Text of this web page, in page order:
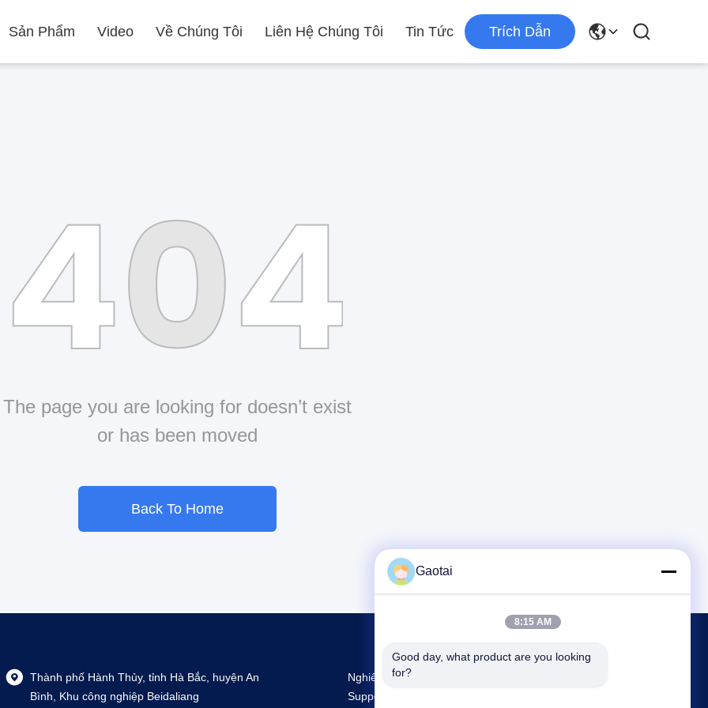
Sản Phẩm Video Về Chúng Tôi Liên Hệ Chúng Tôi Tin Tức Trích Dẫn
The page you are looking for doesn’t exist
or has been moved
Back To Home
Thành phố Hành Thủy, tỉnh Hà Bắc, huyện An
Bình, Khu công nghiệp Beidaliang
Nghiên Cứu Và Sản Xuất Lớn Nhất Back
Support Nhà Cung Cấp Ở Trung Quốc
Gaotai
8:15 AM
Good day, what product are you looking
for?